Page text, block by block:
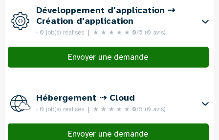
Développement d'application ⇢
Création d'application
0 job(s) réalisés ★ ★ ★ ★ ★ 0/5 (0 avis)
Envoyer une demande
Hébergement ⇢ Cloud
0 job(s) réalisés ★ ★ ★ ★ ★ 0/5 (0 avis)
Envoyer une demande